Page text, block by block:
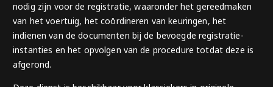
nodig zijn voor de registratie, waaronder het gereedmaken
van het voertuig, het coördineren van keuringen, het
indienen van de documenten bij de bevoegde registratie-
instanties en het opvolgen van de procedure totdat deze is
afgerond.